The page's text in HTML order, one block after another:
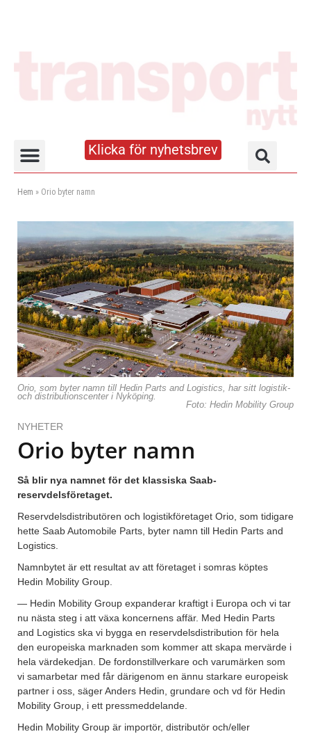
Klicka för nyhetsbrev
Hem » Orio byter namn
Orio, som byter namn till Hedin Parts and Logistics, har sitt logistik-
och distributionscenter i Nyköping.
Foto: Hedin Mobility Group
NYHETER
Orio byter namn
Så blir nya namnet för det klassiska Saab-
reservdelsföretaget.
Reservdelsdistributören och logistikföretaget Orio, som tidigare
hette Saab Automobile Parts, byter namn till Hedin Parts and
Logistics.
Namnbytet är ett resultat av att företaget i somras köptes
Hedin Mobility Group.
— Hedin Mobility Group expanderar kraftigt i Europa och vi tar
nu nästa steg i att växa koncernens affär. Med Hedin Parts
and Logistics ska vi bygga en reservdelsdistribution för hela
den europeiska marknaden som kommer att skapa mervärde i
hela värdekedjan. De fordonstillverkare och varumärken som
vi samarbetar med får därigenom en ännu starkare europeisk
partner i oss, säger Anders Hedin, grundare och vd för Hedin
Mobility Group, i ett pressmeddelande.
Hedin Mobility Group är importör, distributör och/eller